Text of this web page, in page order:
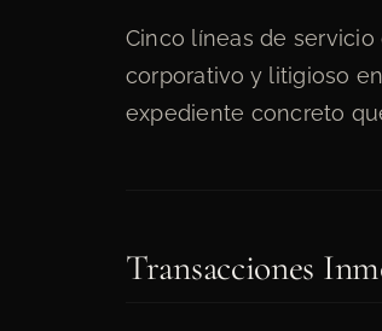
Cinco líneas de
corporativo y litigioso
expediente concreto
Transacciones